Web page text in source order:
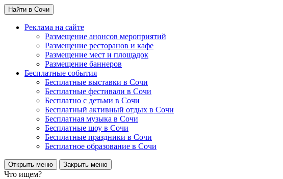
Найти в Сочи
Реклама на сайте
Размещение анонсов мероприятий
Размещение ресторанов и кафе
Размещение мест и площадок
Размещение баннеров
Бесплатные события
Бесплатные выставки в Сочи
Бесплатные фестивали в Сочи
Бесплатно с детьми в Сочи
Бесплатный активный отдых в Сочи
Бесплатная музыка в Сочи
Бесплатные шоу в Сочи
Бесплатные праздники в Сочи
Бесплатное образование в Сочи
Открыть меню Закрыть меню
Что ищем?